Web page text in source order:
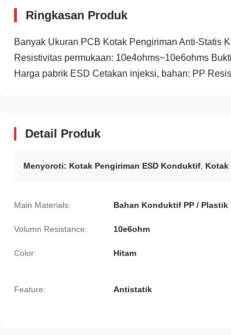
Ringkasan Produk
Banyak Ukuran PCB Kotak Pengiriman Anti-Statis
Resistivitas permukaan: 10e4ohms~10e6ohms
Harga pabrik ESD Cetakan injeksi, bahan: PP
Detail Produk
Menyoroti: Kotak Pengiriman ESD Konduktif Kotak
Main Materials: Bahan Konduktif PP / Plastik
Volumn Resistance: 10e6ohm
Color: Hitam
Feature: Antistatik